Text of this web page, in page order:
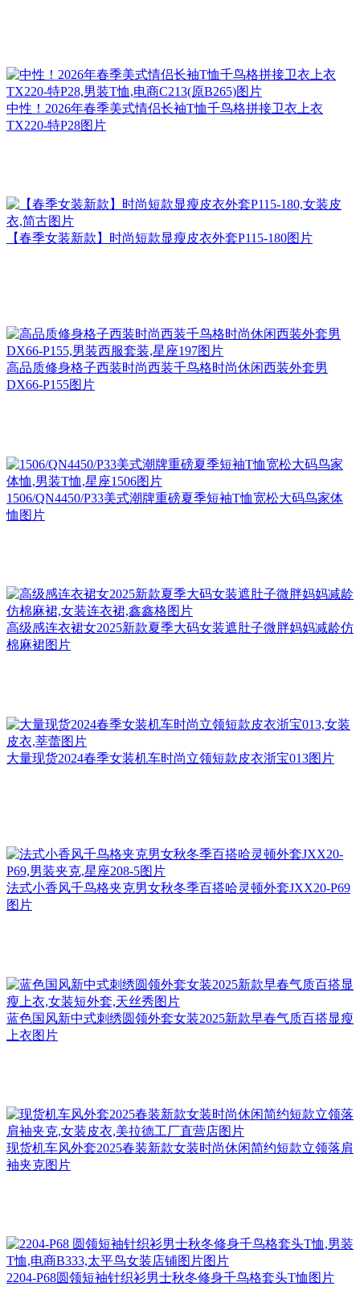
中性！2026年春季美式情侣长袖T恤千鸟格拼接卫衣上衣
TX220-特P28图片
【春季女装新款】时尚短款显瘦皮衣外套P115-180图片
高品质修身格子西装时尚西装千鸟格时尚休闲西装外套男
DX66-P155图片
1506/QN4450/P33美式潮牌重磅夏季短袖T恤宽松大码鸟家体
恤图片
高级感连衣裙女2025新款夏季大码女装遮肚子微胖妈妈减龄仿
棉麻裙图片
大量现货2024春季女装机车时尚立领短款皮衣浙宝013图片
法式小香风千鸟格夹克男女秋冬季百搭哈灵顿外套JXX20-P69
图片
蓝色国风新中式刺绣圆领外套女装2025新款早春气质百搭显瘦
上衣图片
现货机车风外套2025春装新款女装时尚休闲简约短款立领落肩
袖夹克图片
2204-P68圆领短袖针织衫男士秋冬修身千鸟格套头T恤图片